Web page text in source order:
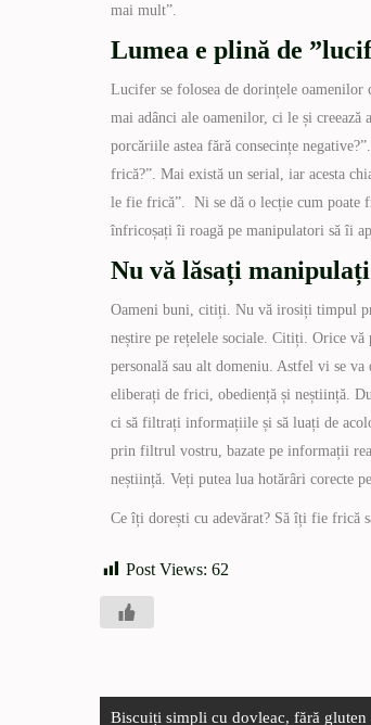
mai mult”.
Lumea e plină de
Lucifer se folosea de dorințele oamenilor
mai adânci ale oamenilor, ci le și
porcăriile astea fără consecințe
frică?”. Mai există un serial, iar acesta
le fie frică”. Ni se dă o lecție cum poate
înfricoșați îi roagă pe manipulatori să îi
Nu vă lăsați manipulați
Oameni buni, citiți. Nu vă irosiți timpul
neștire pe rețelele sociale. Citiți. Orice
personală sau alt domeniu. Astfel vi se
eliberați de frici, obediență și neștiință.
ci să filtrați informațiile și să luați de
prin filtrul vostru, bazate pe informații
neștiință. Veți putea lua hotărâri corecte
Ce îți dorești cu adevărat? Să îți fie frică
Post Views: 62
Biscuiți simpli cu dovleac, fără gluten